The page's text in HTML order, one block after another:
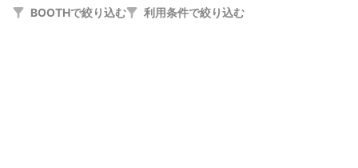
BOOTHで絞り込む 利用条件で絞り込む